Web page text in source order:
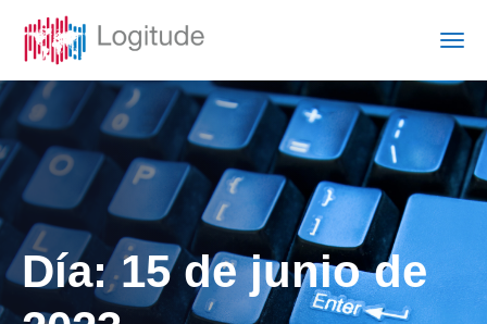
Día:15 de junio de